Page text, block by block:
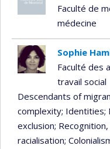
Faculté de
médecine
Sophie
Faculté des
travail social
Descendants of
complexity; Identities;
exclusion;
racialisation;